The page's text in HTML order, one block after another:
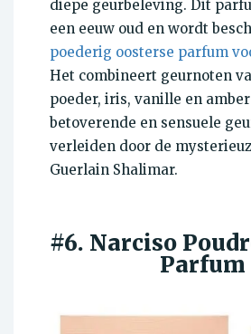
diepe geurbeleving. Dit
een eeuw oud en wordt
poederig oosterse parfum
Het combineert geurnoten
poeder, iris, vanille en
betoverende en sensuele
verleiden door de
Guerlain Shalimar.
#6. Narciso
Parfum